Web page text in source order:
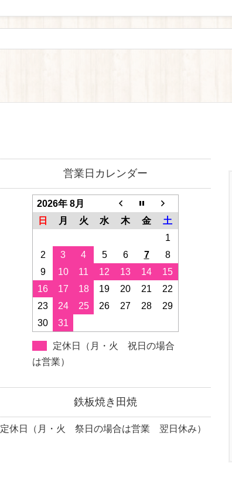
営業日カレンダー
2026年 8月
日
月 火 水 木 金
土
1
2
3 4 5 6 7
8
9
10 11 12 13 14
15
16
17 18 19 20 21
22
23
24 25 26 27 28
29
30
31
定休日（月・火 祝日の場合
は営業）
鉄板焼き田焼
定休日（月・火 祭日の場合は営業 翌日休み）